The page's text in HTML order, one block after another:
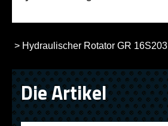
> Hydraulischer Rotator GR 16S203
Die Artikel